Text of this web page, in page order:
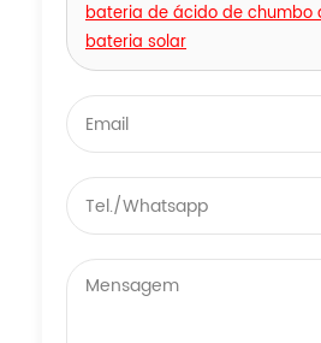
bateria de ácido de chumbo
bateria solar